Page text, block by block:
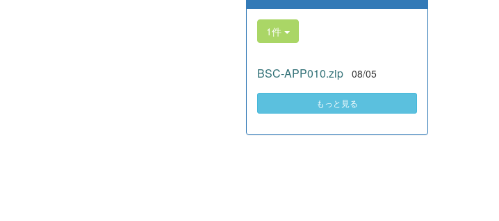
さでいっぱいです。 教養科生、ど
んどん外へ飛び出そう！ その温か
い心と行動力を磨き、世界を笑顔
ミングチームがデバッグ（不具合
修正）から新機能の実装までを行
いました。今回のアップデートで
は、ビジネス計算・簿記・ビジネ
務分析・ビジネスコミュニケーシ
の更新プログラムを一挙にリリー
スしました。 具体的には、各検
1件
BSC-APP010.zip 08/05
もっと見る